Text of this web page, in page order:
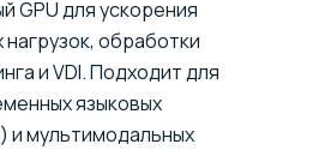
GPU для ускорения
обработки
и VDI. Подходит для
языковых
и мультимодальных